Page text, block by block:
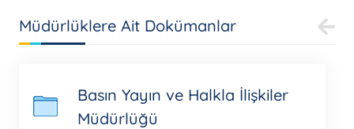
Müdürlüklere Ait Dokümanlar
Basın Yayın ve Halkla İlişkiler
Müdürlüğü